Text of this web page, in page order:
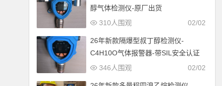
醇气体检测仪-原厂出货
02/02
310人围观
26年新款隔爆型叔丁醇检测仪-
C4H10O气体报警器-带SIL安全认证
02/02
346人围观